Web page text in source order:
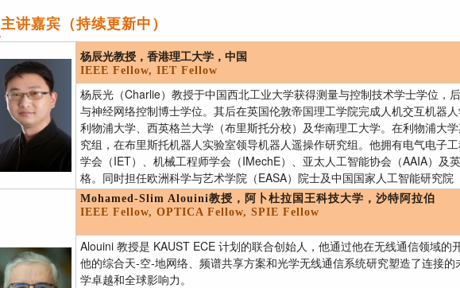
主讲嘉宾（持续更新中）
杨辰光教授，香港理工大学，中国
IEEE Fellow, IET Fellow
杨辰光（Charlie）教授于中国西北工业大学获得测量与控制技术学士学位，
与神经网络控制博士学位。其后在英国伦敦帝国理工学院完成人机交互机器
利物浦大学、西英格兰大学（布里斯托分校）及华南理工大学。在利物浦大
究组，在布里斯托机器人实验室领导机器人遥操作研究组。他拥有电气电子
学会（IET）、机械工程师学会（IMechE）、亚太人工智能协会（AAIA）及
格。同时担任欧洲科学与艺术学院（EASA）院士及中国国家人工智能研究院
Mohamed-Slim Alouini教授，阿卜杜拉国王科技大学，沙特阿拉伯
IEEE Fellow, OPTICA Fellow, SPIE Fellow
Alouini 教授是 KAUST ECE 计划的联合创始人，他通过他在无线通信领域的
他的综合天-空-地网络、频谱共享方案和光学无线通信系统研究塑造了连接
学卓越和全球影响力。